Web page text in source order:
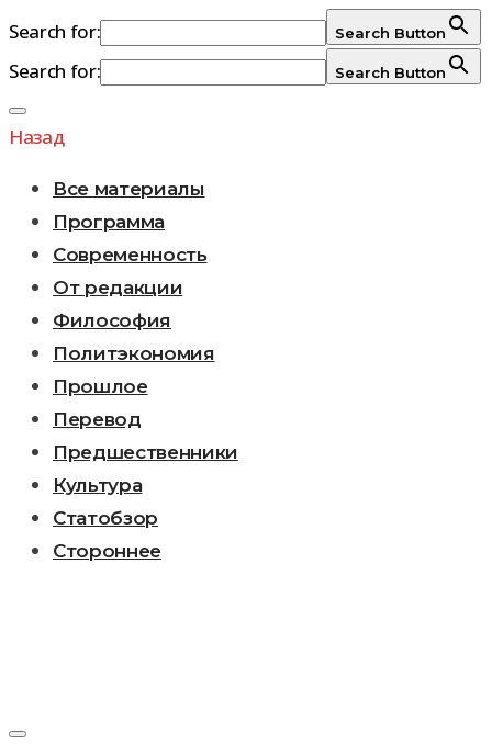
Search for: Search Button
Search for: Search Button
Перейти
к
Назад
Все материалы
Программа
Современность
От редакции
Философия
Политэкономия
Прошлое
Перевод
Предшественники
Культура
Статобзор
Стороннее